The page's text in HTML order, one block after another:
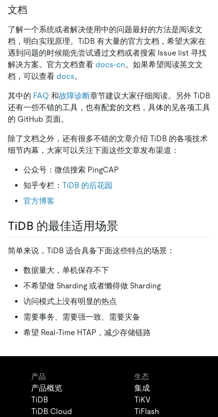
文档
了解一个系统或者解决使用中的问题最好的方法是阅读文
档，明白实现原理。TiDB 有大量的官方文档，希望大家在
遇到问题的时候能先尝试通过文档或者搜索 Issue list 寻找
解决方案。官方文档查看 docs-cn。如果希望阅读英文文
档，可以查看 docs。
其中的 FAQ 和故障诊断章节建议大家仔细阅读。另外 TiDB
还有一些不错的工具，也有配套的文档，具体的见各项工具
的 GitHub 页面。
除了文档之外，还有很多不错的文章介绍 TiDB 的各项技术
细节内幕，大家可以关注下面这些文章发布渠道：
公众号：微信搜索 PingCAP
知乎专栏： TiDB 的后花园
官方博客
TiDB 的最佳适用场景
简单来说，TiDB 适合具备下面这些特点的场景：
数据量大，单机保存不下
不希望做 Sharding 或者懒得做 Sharding
访问模式上没有明显的热点
需要事务、需要强一致、需要灾备
希望 Real-Time HTAP，减少存储链路
产品
产品概览
TiDB
TiDB Cloud
生态
集成
TiKV
TiFlash